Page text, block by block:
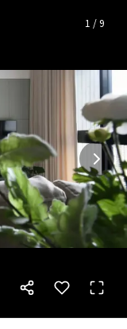
好生活
1 /9